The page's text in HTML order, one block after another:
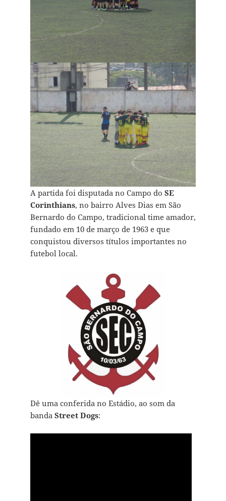
A partida foi disputada no Campo do SE
Corinthians, no bairro Alves Dias em São
Bernardo do Campo, tradicional time amador,
fundado em 10 de março de 1963 e que
conquistou diversos títulos importantes no
futebol local.
Dê uma conferida no Estádio, ao som da
banda Street Dogs: